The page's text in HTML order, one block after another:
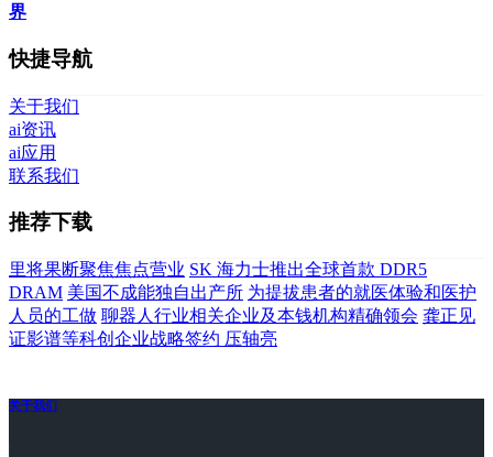
界
快捷导航
关于我们
ai资讯
ai应用
联系我们
推荐下载
里将果断聚焦焦点营业 SK 海力士推出全球首款 DDR5
DRAM 美国不成能独自出产所 为提拔患者的就医体验和医护
人员的工做 聊器人行业相关企业及本钱机构精确领会 龚正见
证影谱等科创企业战略签约 压轴亮
关于我们